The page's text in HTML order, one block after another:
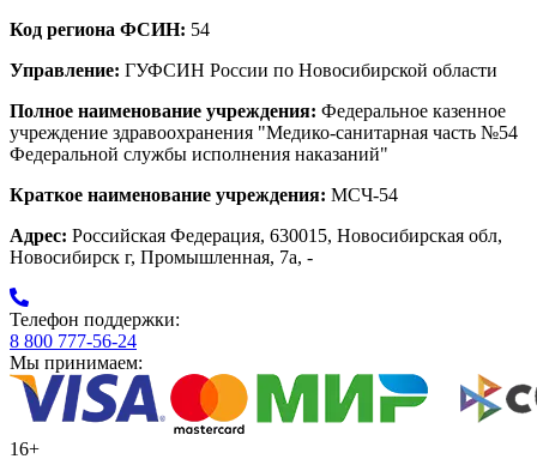
Код региона ФСИН: 54
Управление: ГУФСИН России по Новосибирской области
Полное наименование учреждения: Федеральное казенное
учреждение здравоохранения "Медико-санитарная часть №54
Федеральной службы исполнения наказаний"
Краткое наименование учреждения: МСЧ-54
Адрес: Российская Федерация, 630015, Новосибирская обл,
Новосибирск г, Промышленная, 7а, -
Телефон поддержки:
8 800 777-56-24
Мы принимаем:
16+